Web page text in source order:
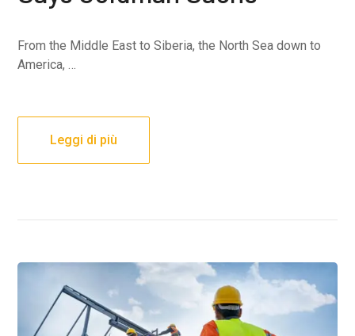
From the Middle East to Siberia, the North Sea down to
America, …
Leggi di più